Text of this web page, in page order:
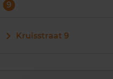
9
Kruisstraat 9